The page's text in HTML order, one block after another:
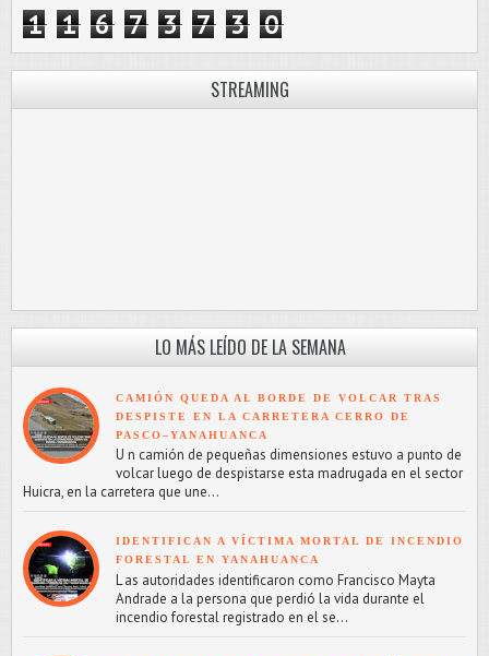
1 1 6 7 3 7 3 0
STREAMING
LO MÁS LEÍDO DE LA SEMANA
CAMIÓN QUEDA AL BORDE DE VOLCAR TRAS
DESPISTE EN LA CARRETERA CERRO DE
PASCO–YANAHUANCA
U n camión de pequeñas dimensiones estuvo a punto de
volcar luego de despistarse esta madrugada en el sector
Huicra, en la carretera que une...
IDENTIFICAN A VÍCTIMA MORTAL DE INCENDIO
FORESTAL EN YANAHUANCA
L as autoridades identificaron como Francisco Mayta
Andrade a la persona que perdió la vida durante el
incendio forestal registrado en el se...